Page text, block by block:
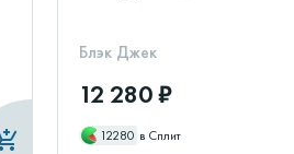
Блэк Джек
12 280 ₽
12280 в Сплит